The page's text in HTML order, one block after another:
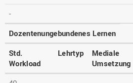
-
Dozentenungebundenes Lernen
Std.
Workload
Lehrtyp
Mediale
Umsetzung